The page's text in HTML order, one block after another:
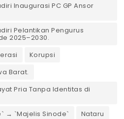
Inaugurasi PC GP Ansor
Pelantikan Pengurus
2025–2030.
Korupsi
Barat.
Pria Tanpa Identitas di
→ `Majelis Sinode`
Nataru